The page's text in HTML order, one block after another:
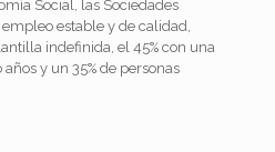
Social, las Sociedades
estable y de calidad,
indefinida, el 45% con una
y un 35% de personas